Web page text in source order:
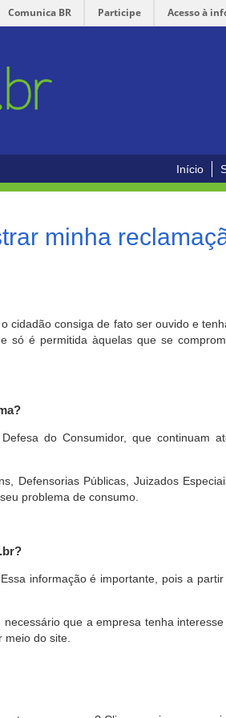
Comunica BR Participe Acesso à
Início
minha
consiga de fato ser ouvido e
só é permitida àquelas que se
do Consumidor, que continuam
Defensorias Públicas, Juizados
problema de consumo.
informação é importante, pois a
que a empresa tenha
do site.